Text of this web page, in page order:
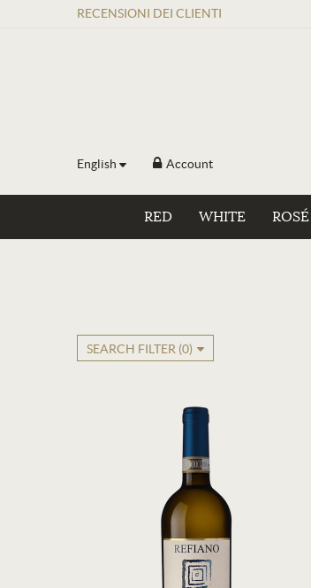
RECENSIONI DEI CLIENTI
English Account
RED WHITE ROSÉ
SEARCH FILTER (0)